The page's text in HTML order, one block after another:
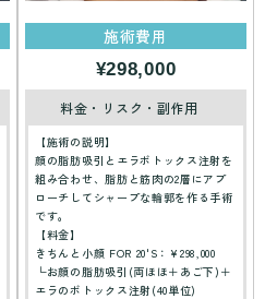
施術費用
¥298,000
料金・リスク・副作用
【施術の説明】
顔の脂肪吸引とエラボトックス注射を
組み合わせ、脂肪と筋肉の2層にアプ
ローチしてシャープな輪郭を作る手術
です。
【料金】
きちんと小顔 FOR 20'S：¥298,000
└お顔の脂肪吸引(両ほほ＋あご下)＋
エラのボトックス注射(40単位)